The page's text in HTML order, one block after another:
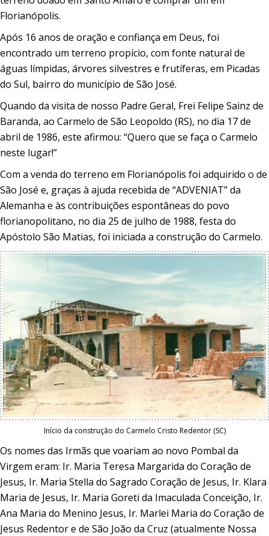
Florianópolis.
Após 16 anos de oração e confiança em Deus, foi
encontrado um terreno propício, com fonte natural de
águas límpidas, árvores silvestres e frutíferas, em Picadas
do Sul, bairro do município de São José.
Quando da visita de nosso Padre Geral, Frei Felipe Sainz de
Baranda, ao Carmelo de São Leopoldo (RS), no dia 17 de
abril de 1986, este afirmou: “Quero que se faça o Carmelo
neste lugar!”
Com a venda do terreno em Florianópolis foi adquirido o de
São José e, graças à ajuda recebida de “ADVENIAT” da
Alemanha e às contribuições espontâneas do povo
florianopolitano, no dia 25 de julho de 1988, festa do
Apóstolo São Matias, foi iniciada a construção do Carmelo.
Início da construção do Carmelo Cristo Redentor (SC)
Os nomes das Irmãs que voariam ao novo Pombal da
Virgem eram: Ir. Maria Teresa Margarida do Coração de
Jesus, Ir. Maria Stella do Sagrado Coração de Jesus, Ir. Klara
Maria de Jesus, Ir. Maria Goreti da Imaculada Conceição, Ir.
Ana Maria do Menino Jesus, Ir. Marlei Maria do Coração de
Jesus Redentor e de São João da Cruz (atualmente Nossa